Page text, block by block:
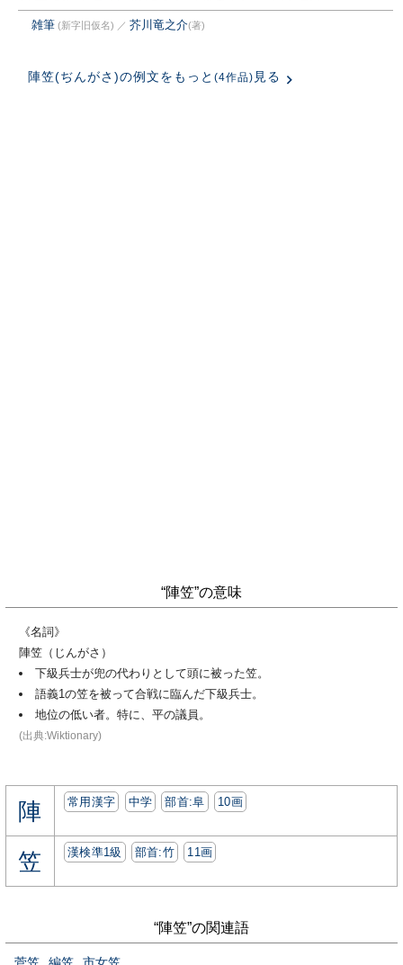
雑筆 (新字旧仮名) ／ 芥川竜之介(著)
陣笠(ぢんがさ)の例文をもっと (4作品) 見る
“陣笠”の意味
《名詞》
陣笠（じんがさ）
下級兵士が兜の代わりとして頭に被った笠。
語義1の笠を被って合戦に臨んだ下級兵士。
地位の低い者。特に、平の議員。
(出典:Wiktionary)
陣 常用漢字 中学 部首:⾩ 10画
笠 漢検準1級 部首:⽵ 11画
“陣笠”の関連語